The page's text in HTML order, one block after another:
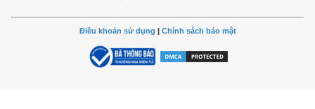
Điều khoản sử dụng | Chính sách bảo mật